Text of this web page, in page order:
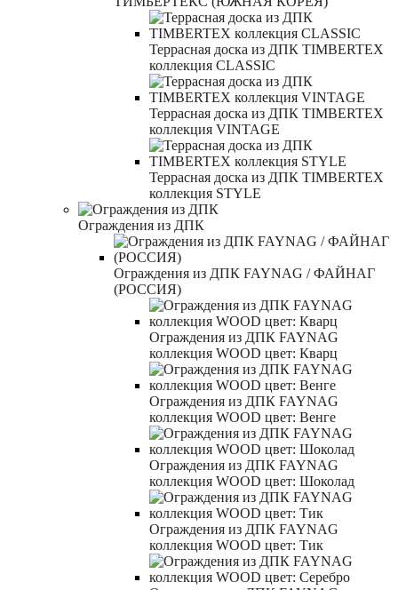
Террасная доска из ДПК TIMBERTEX
коллекция CLASSIC
Террасная доска из ДПК TIMBERTEX
коллекция VINTAGE
Террасная доска из ДПК TIMBERTEX
коллекция STYLE
Ограждения из ДПК
Ограждения из ДПК FAYNAG / ФАЙНАГ
(РОССИЯ)
Ограждения из ДПК FAYNAG
коллекция WOOD цвет: Кварц
Ограждения из ДПК FAYNAG
коллекция WOOD цвет: Венге
Ограждения из ДПК FAYNAG
коллекция WOOD цвет: Шоколад
Ограждения из ДПК FAYNAG
коллекция WOOD цвет: Тик